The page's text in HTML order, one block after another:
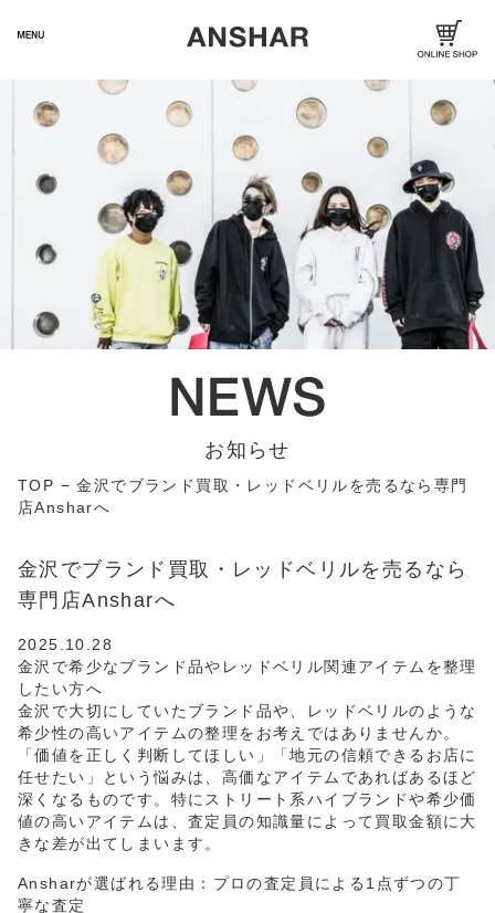
お知らせ
TOP −金沢でブランド買取・レッドベリルを売るなら専門
店Ansharへ
金沢でブランド買取・レッドベリルを売るなら
専門店Ansharへ
2025.10.28
金沢で希少なブランド品やレッドベリル関連アイテムを整理
したい方へ
金沢で大切にしていたブランド品や、レッドベリルのような
希少性の高いアイテムの整理をお考えではありませんか。
「価値を正しく判断してほしい」「地元の信頼できるお店に
任せたい」という悩みは、高価なアイテムであればあるほど
深くなるものです。特にストリート系ハイブランドや希少価
値の高いアイテムは、査定員の知識量によって買取金額に大
きな差が出てしまいます。
Ansharが選ばれる理由：プロの査定員による1点ずつの丁
寧な査定